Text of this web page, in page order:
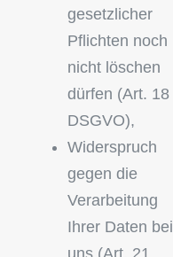
gesetzlicher
Pflichten noch
nicht löschen
dürfen (Art. 18
DSGVO),
Widerspruch
gegen die
Verarbeitung
Ihrer Daten bei
uns (Art. 21